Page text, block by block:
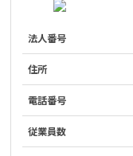
法人番号
住所
電話番号
従業員数